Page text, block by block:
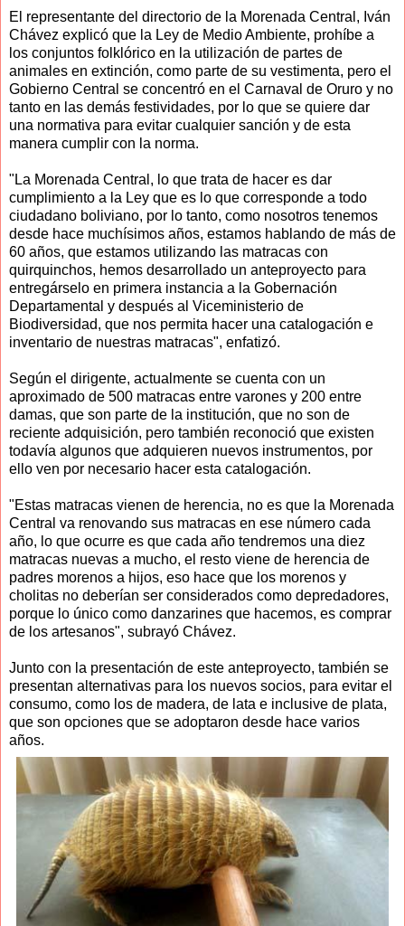
El representante del directorio de la Morenada Central, Iván
Chávez explicó que la Ley de Medio Ambiente, prohíbe a
los conjuntos folklórico en la utilización de partes de
animales en extinción, como parte de su vestimenta, pero el
Gobierno Central se concentró en el Carnaval de Oruro y no
tanto en las demás festividades, por lo que se quiere dar
una normativa para evitar cualquier sanción y de esta
manera cumplir con la norma.
"La Morenada Central, lo que trata de hacer es dar
cumplimiento a la Ley que es lo que corresponde a todo
ciudadano boliviano, por lo tanto, como nosotros tenemos
desde hace muchísimos años, estamos hablando de más de
60 años, que estamos utilizando las matracas con
quirquinchos, hemos desarrollado un anteproyecto para
entregárselo en primera instancia a la Gobernación
Departamental y después al Viceministerio de
Biodiversidad, que nos permita hacer una catalogación e
inventario de nuestras matracas", enfatizó.
Según el dirigente, actualmente se cuenta con un
aproximado de 500 matracas entre varones y 200 entre
damas, que son parte de la institución, que no son de
reciente adquisición, pero también reconoció que existen
todavía algunos que adquieren nuevos instrumentos, por
ello ven por necesario hacer esta catalogación.
"Estas matracas vienen de herencia, no es que la Morenada
Central va renovando sus matracas en ese número cada
año, lo que ocurre es que cada año tendremos una diez
matracas nuevas a mucho, el resto viene de herencia de
padres morenos a hijos, eso hace que los morenos y
cholitas no deberían ser considerados como depredadores,
porque lo único como danzarines que hacemos, es comprar
de los artesanos", subrayó Chávez.
Junto con la presentación de este anteproyecto, también se
presentan alternativas para los nuevos socios, para evitar el
consumo, como los de madera, de lata e inclusive de plata,
que son opciones que se adoptaron desde hace varios
años.